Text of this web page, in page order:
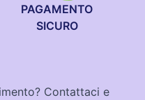
PAGAMENTO
SICURO
Contattaci e